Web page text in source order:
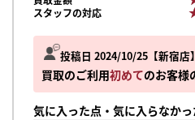
投稿日 2024/10/25 新宿店
買取のご利用初めてのお客様
気に入った点・気に入らなかっ
スタッフの対応